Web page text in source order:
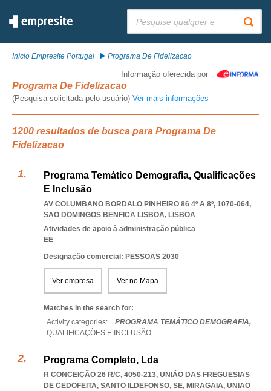
Início Empresite Portugal Programa De Fidelizacao
Informação oferecida por
Programa De Fidelizacao
(Pesquisa solicitada pelo usuário) Ver mais informações
1200 resultados de busca para Programa De
Fidelizacao
Programa Temático Demografia, Qualificações
E Inclusão
AV COLUMBANO BORDALO PINHEIRO 86 4º A 8º, 1070-064,
SAO DOMINGOS BENFICA LISBOA, LISBOA
Atividades de apoio à administração pública
EE
Designação comercial: PESSOAS 2030
Ver empresa Ver no Mapa
Matches in the search for:
Activity categories: ...PROGRAMA TEMÁTICO DEMOGRAFIA,
QUALIFICAÇÕES E INCLUSÃO...
Programa Completo, Lda
R CONCEIÇÃO 26 R/C, 4050-213, UNIÃO DAS FREGUESIAS
DE CEDOFEITA, SANTO ILDEFONSO, SE, MIRAGAIA, UNIAO